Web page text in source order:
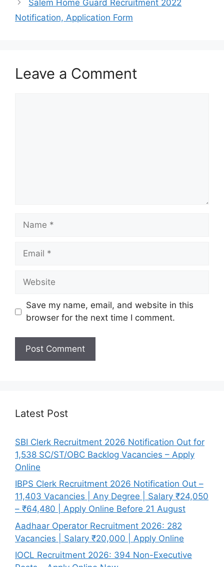
k
Salem Home Guard Recruitment 2022
Notification, Application Form
Leave a Comment
Name
Email
Website
Save my name, email, and website in this
browser for the next time I comment.
Latest Post
SBI Clerk Recruitment 2026 Notification Out for
1,538 SC/ST/OBC Backlog Vacancies – Apply
Online
IBPS Clerk Recruitment 2026 Notification Out –
11,403 Vacancies | Any Degree | Salary ₹24,050
– ₹64,480 | Apply Online Before 21 August
Aadhaar Operator Recruitment 2026: 282
Vacancies | Salary ₹20,000 | Apply Online
IOCL Recruitment 2026: 394 Non-Executive